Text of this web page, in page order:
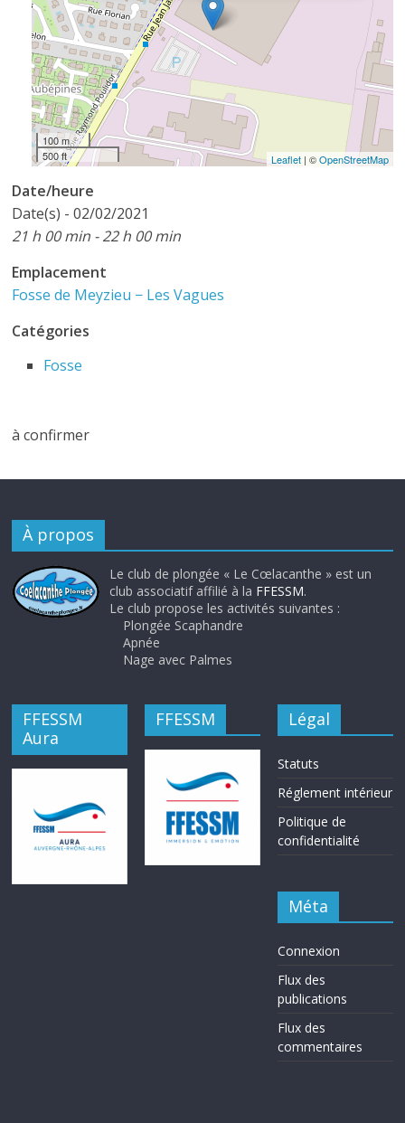
100 m
500 ft
Leaflet| ©OpenStreetMap
Date/heure
Date(s) - 02/02/2021
21 h 00 min - 22 h 00 min
Emplacement
Fosse de Meyzieu − Les Vagues
Catégories
Fosse
à confirmer
À propos
Le club de plongée « Le Cœlacanthe » est un
club associatif affilié à la FFESSM.
Le club propose les activités suivantes :
Plongée Scaphandre
Apnée
Nage avec Palmes
FFESSM
Aura
FFESSM Légal
Statuts
Réglement intérieur
Politique de
confidentialité
Méta
Connexion
Flux des
publications
Flux des
commentaires